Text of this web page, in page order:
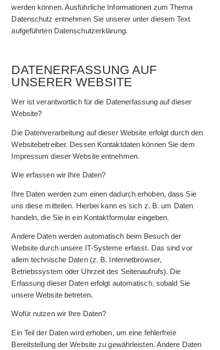
werden können. Ausführliche Informationen zum Thema
Datenschutz entnehmen Sie unserer unter diesem Text
aufgeführten Datenschutzerklärung.
DATENERFASSUNG AUF
UNSERER WEBSITE
Wer ist verantwortlich für die Datenerfassung auf dieser
Website?
Die Datenverarbeitung auf dieser Website erfolgt durch den
Websitebetreiber. Dessen Kontaktdaten können Sie dem
Impressum dieser Website entnehmen.
Wie erfassen wir Ihre Daten?
Ihre Daten werden zum einen dadurch erhoben, dass Sie
uns diese mitteilen. Hierbei kann es sich z. B. um Daten
handeln, die Sie in ein Kontaktformular eingeben.
Andere Daten werden automatisch beim Besuch der
Website durch unsere IT-Systeme erfasst. Das sind vor
allem technische Daten (z. B. Internetbrowser,
Betriebssystem oder Uhrzeit des Seitenaufrufs). Die
Erfassung dieser Daten erfolgt automatisch, sobald Sie
unsere Website betreten.
Wofür nutzen wir Ihre Daten?
Ein Teil der Daten wird erhoben, um eine fehlerfreie
Bereitstellung der Website zu gewährleisten. Andere Daten